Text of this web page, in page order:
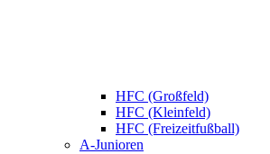
HFC (Großfeld)
HFC (Kleinfeld)
HFC (Freizeitfußball)
A-Junioren